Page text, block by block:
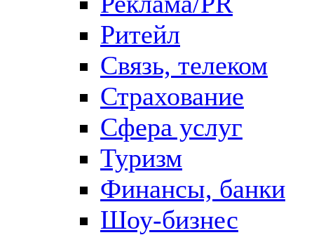
Ритейл
Связь, телеком
Страхование
Сфера услуг
Туризм
Финансы, банки
Шоу-бизнес